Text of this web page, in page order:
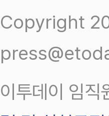
Copyright
이투데이 임